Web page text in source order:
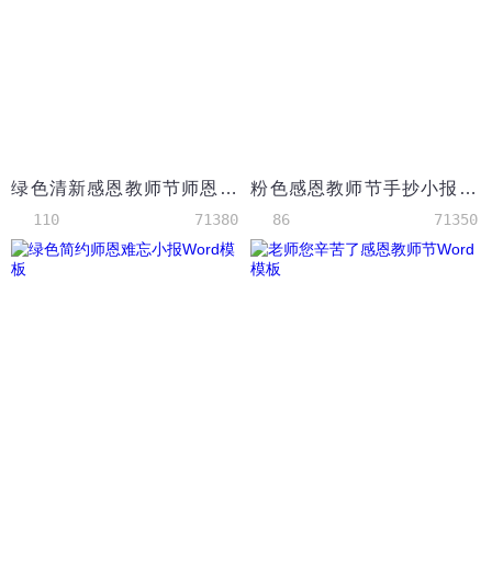
绿色清新感恩教师节师恩难忘小报手抄报_1
110 71380
粉色感恩教师节手抄小报Word模板
86 71350